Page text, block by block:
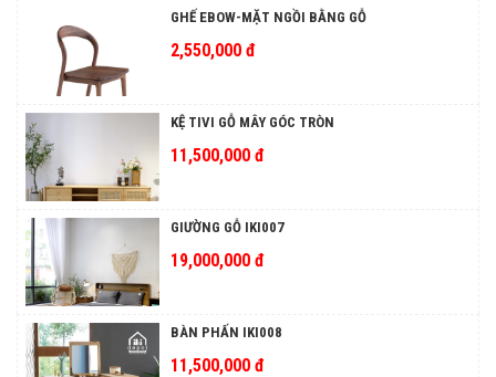
GHẾ EBOW-MẶT NGỒI BẰNG GỖ
2,550,000 đ
KỆ TIVI GỖ MÂY GÓC TRÒN
11,500,000 đ
GIƯỜNG GỖ IKI007
19,000,000 đ
BÀN PHẤN IKI008
11,500,000 đ